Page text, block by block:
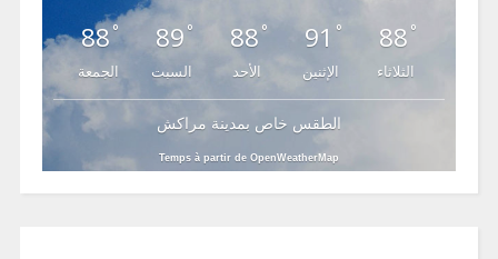
88°
الجمعة
89 °
السبت
88°
الأحد
91 °
الإثنين
88 °
الثلاثاء
الطقس خاص بمدينة مراكش
Temps à partir de OpenWeatherMap